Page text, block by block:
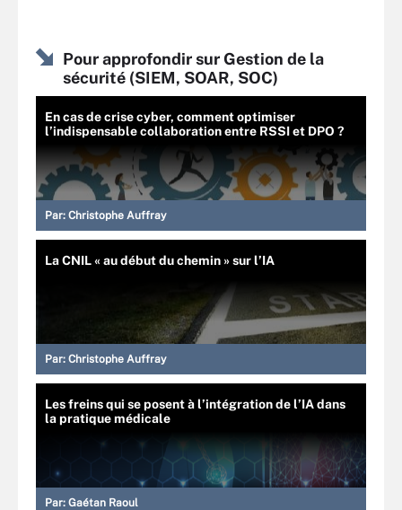
Pour approfondir sur Gestion de la
sécurité (SIEM, SOAR, SOC)
En cas de crise cyber, comment optimiser
l’indispensable collaboration entre RSSI et DPO ?
Par: Christophe Auffray
La CNIL « au début du chemin » sur l’IA
Par: Christophe Auffray
Les freins qui se posent à l’intégration de l’IA dans
la pratique médicale
Par: Gaétan Raoul